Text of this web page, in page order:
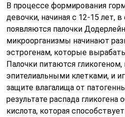
В процессе формирования
девочки, начиная с 12-15 лет,
появляются палочки
микроорганизмы начинают
эстрогенам, которые
Палочки питаются
эпителиальными клетками, и
защите влагалища от
результате распада гликогена
кислота, которая